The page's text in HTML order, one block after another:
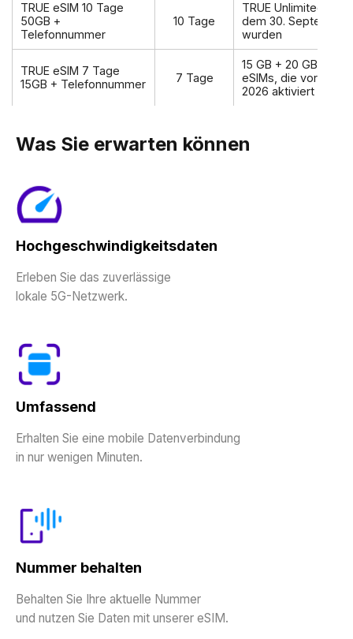
TRUE eSIM 10 Tage
50GB +
Telefonnummer
10 Tage
TRUE Unlimited für
dem 30. September
wurden
TRUE eSIM 7 Tage
15GB + Telefonnummer
7 Tage
15 GB + 20 GB
eSIMs, die vor dem
2026 aktiviert
Was Sie erwarten können
Hochgeschwindigkeitsdaten
Erleben Sie das zuverlässige
lokale 5G-Netzwerk.
Umfassend
Erhalten Sie eine mobile Datenverbindung
in nur wenigen Minuten.
Nummer behalten
Behalten Sie Ihre aktuelle Nummer
und nutzen Sie Daten mit unserer eSIM.